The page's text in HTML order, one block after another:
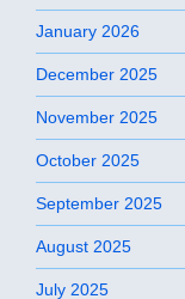
January 2026
December 2025
November 2025
October 2025
September 2025
August 2025
July 2025